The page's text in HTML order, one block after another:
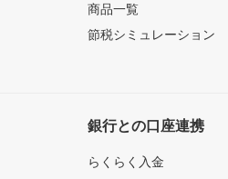
商品一覧
節税シミュレーション
銀行との口座連携
らくらく入金